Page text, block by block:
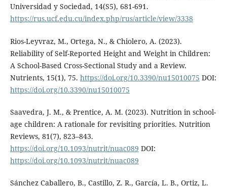
Universidad y Sociedad, 14(S5), 681-691.
https://rus.ucf.edu.cu/index.php/rus/article/view/3338
Rios-Leyvraz, M., Ortega, N., & Chiolero, A. (2023).
Reliability of Self-Reported Height and Weight in Children:
A School-Based Cross-Sectional Study and a Review.
Nutrients, 15(1), 75. https://doi.org/10.3390/nu15010075 DOI:
https://doi.org/10.3390/nu15010075
Saavedra, J. M., & Prentice, A. M. (2023). Nutrition in school-
age children: A rationale for revisiting priorities. Nutrition
Reviews, 81(7), 823–843.
https://doi.org/10.1093/nutrit/nuac089 DOI:
https://doi.org/10.1093/nutrit/nuac089
Sánchez Caballero, B., Castillo, Z. R., García, L. B., Ortiz, L.